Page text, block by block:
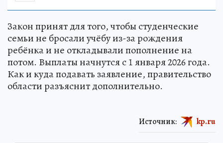
Закон принят для того, чтобы студенческие
семьи не бросали учёбу из-за рождения
ребёнка и не откладывали пополнение на
потом. Выплаты начнутся с 1 января 2026 года.
Как и куда подавать заявление, правительство
области разъяснит дополнительно.
Источник: kp.ru